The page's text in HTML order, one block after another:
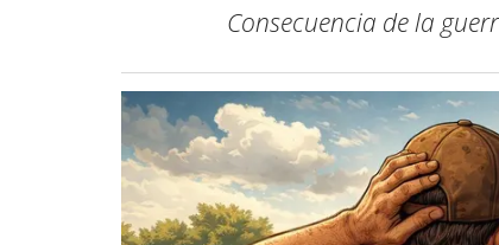
Consecuencia de la